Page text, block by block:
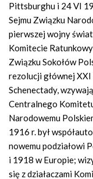
Pittsburghu i 24 VI
Sejmu Związku
pierwszej wojny
Komitecie
Związku Sokołów
rezolucji głównej
Schenectady,
Centralnego
Narodowemu
1916 r. był
nowemu podziałowi
i 1918 w Europie;
się z działaczami